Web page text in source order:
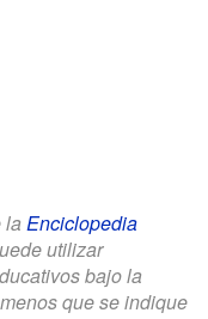
la Enciclopedia
utilizar
bajo la
que se indique